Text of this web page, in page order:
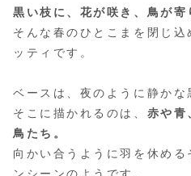
黒い枝に、花が咲き、鳥が寄
そんな春のひとこまを閉じ込
ッティです。
ベースは、夜のように静かな
そこに描かれるのは、 赤や青
鳥たち。
向かい合うように羽を休め